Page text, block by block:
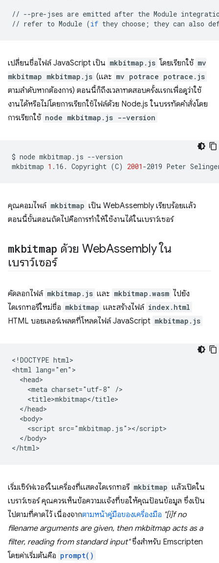
// --pre-jses are emitted after the Module
// refer to Module (if they choose ; they can also
เปลี่ยนชื่อไฟล์ JavaScript เป็น mkbitmap.js โดยเรียกใช้ mv
mkbitmap mkbitmap.js (และ mv potrace potrace.js
ตามลำดับหากต้องการ) ตอนนี้ก็ถึงเวลาทดสอบครั้งแรกเพื่อดูว่าใช้
งานได้หรือไม่โดยการเรียกใช้ไฟล์ด้วย Node.js ในบรรทัดคำสั่งโดย
การเรียกใช้ node mkbitmap.js --version
$ node mkbitmap.js --version
mkbitmap 1 .16. Copyright (C) 2001 -2019 Peter
คุณคอมไพล์ mkbitmap เป็น WebAssembly เรียบร้อยแล้ว
ตอนนี้ขั้นตอนถัดไปคือการทำให้ใช้งานได้ในเบราว์เซอร์
mkbitmap ด้วย WebAssembly ใน
เบราว์เซอร์
คัดลอกไฟล์ mkbitmap.js และ mkbitmap.wasm ไปยัง
ไดเรกทอรีใหม่ชื่อ mkbitmap และสร้างไฟล์ index.html
HTML บอยเลอร์เพลตที่โหลดไฟล์ JavaScript mkbitmap.js
<!DOCTYPE html>
<html lang="en">
  <head>
    <meta charset="utf-8" />
    <title>mkbitmap</title>
  </head>
  <body>
    <script src="mkbitmap.js"></script>
  </body>
เริ่มเซิร์ฟเวอร์ในเครื่องที่แสดงไดเรกทอรี mkbitmap แล้วเปิดใน
เบราว์เซอร์ คุณควรเห็นข้อความแจ้งที่ขอให้คุณป้อนข้อมูล ซึ่งเป็น
ไปตามที่คาดไว้ เนื่องจากตามหน้าคู่มือของเครื่องมือ "[i]f no
filename arguments are given, then mkbitmap acts as a
filter, reading from standard input"ซึ่งสำหรับ Emscripten
โดยค่าเริ่มต้นคือ prompt()